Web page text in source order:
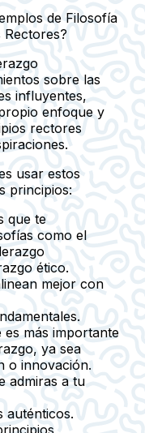
de Filosofía
sobre las
influyentes,
enfoque y
rectores
usar estos
principios:
que te
como el
ético.
mejor con
más importante
ya sea
o innovación.
admiras a tu
auténticos.